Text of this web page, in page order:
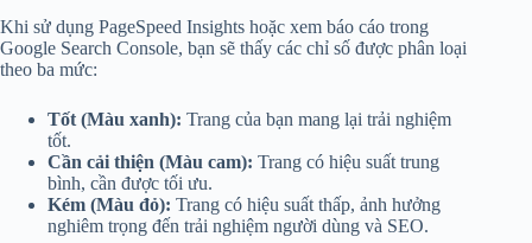
Khi sử dụng PageSpeed Insights hoặc xem báo cáo trong
Google Search Console, bạn sẽ thấy các chỉ số được phân loại
theo ba mức:
Tốt (Màu xanh): Trang của bạn mang lại trải nghiệm
tốt.
Cần cải thiện (Màu cam): Trang có hiệu suất trung
bình, cần được tối ưu.
Kém (Màu đỏ): Trang có hiệu suất thấp, ảnh hưởng
nghiêm trọng đến trải nghiệm người dùng và SEO.